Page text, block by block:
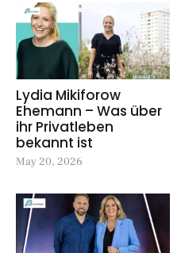
Lydia Mikiforow
Ehemann – Was über
ihr Privatleben
bekannt ist
May 20, 2026